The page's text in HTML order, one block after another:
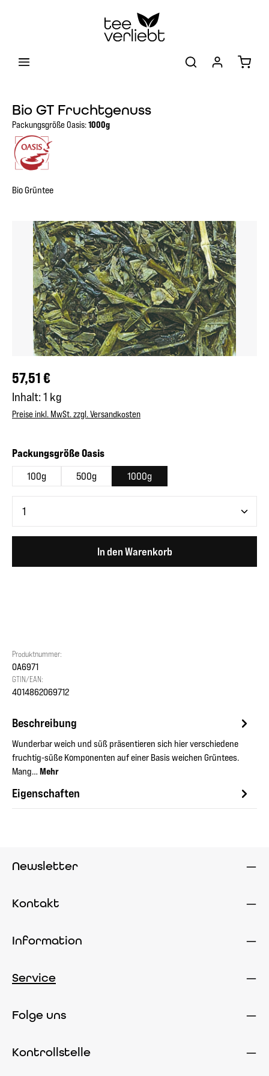
Bio GT Fruchtgenuss
Packungsgröße Oasis:1000g
Bio Grüntee
Bildergalerie überspringen
Regulärer Preis:
57,51 €
Inhalt: 1 kg
Preise inkl. MwSt. zzgl. Versandkosten
Packungsgröße Oasisauswählen
100g 500g 1000g
In den Warenkorb
Produktnummer:
OA6971
GTIN/EAN:
4014862069712
Beschreibung
Wunderbar weich und süß präsentieren sich hier verschiedene
fruchtig-süße Komponenten auf einer Basis weichen Grüntees.
Mang… Mehr
Eigenschaften
Newsletter
Kontakt
Information
Service
Folge uns
Kontrollstelle